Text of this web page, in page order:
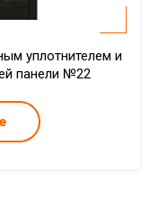
уплотнителем и
панели №22